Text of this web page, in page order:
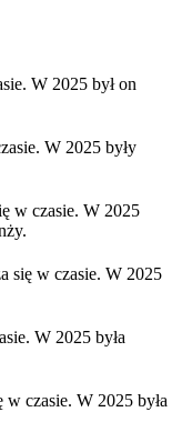
W 2025 był on
W 2025 były
w czasie. W 2025
się w czasie. W 2025
W 2025 była
w czasie. W 2025 była